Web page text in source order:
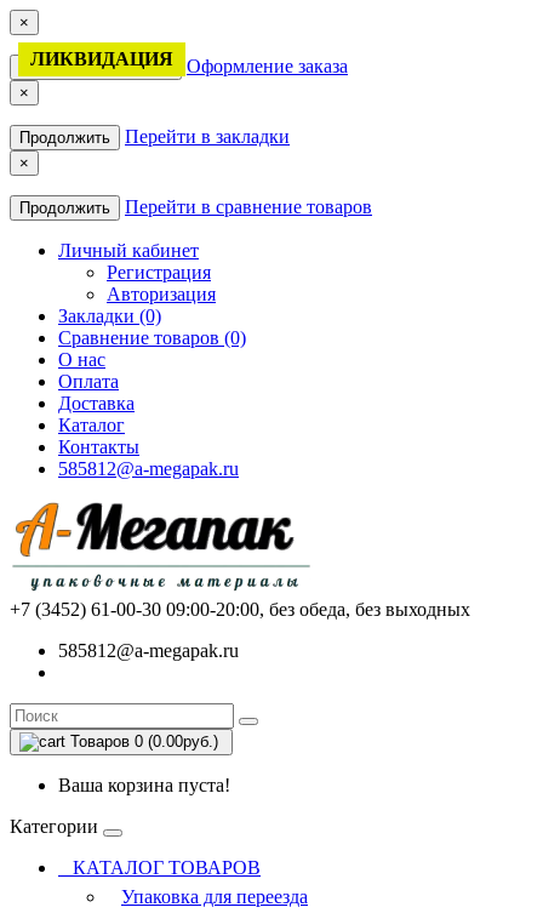
×
Продолжить покупки Оформление заказа
×
Продолжить Перейти в закладки
×
Продолжить Перейти в сравнение товаров
Личный кабинет
Регистрация
Авторизация
Закладки (0)
Сравнение товаров (0)
О нас
Оплата
Доставка
Каталог
Контакты
585812@a-megapak.ru
+7 (3452) 61-00-30 09:00-20:00, без обеда, без выходных
585812@a-megapak.ru
Товаров 0 (0.00руб.)
Ваша корзина пуста!
Категории
КАТАЛОГ ТОВАРОВ
Упаковка для переезда
ЛИКВИДАЦИЯ